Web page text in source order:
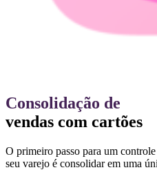
Consolidação de
vendas com cartões
O primeiro passo para um
seu varejo é consolidar em uma